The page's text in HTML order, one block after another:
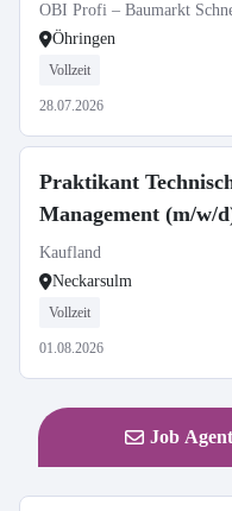
OBI Profi – Baumarkt
Öhringen
Vollzeit
28.07.2026
Praktikant
Management (m/w/
Kaufland
Neckarsulm
Vollzeit
01.08.2026
Job